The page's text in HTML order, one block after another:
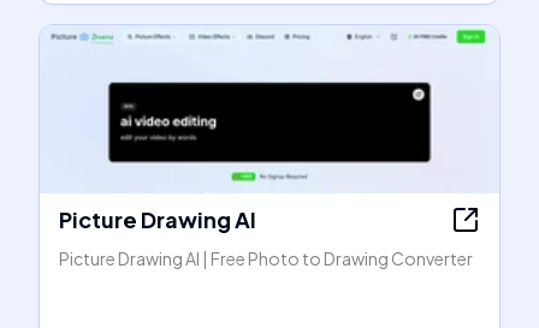
Picture Drawing AI
Picture Drawing AI | Free Photo to Drawing Converter